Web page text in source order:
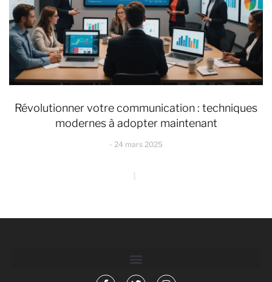
Révolutionner votre communication : techniques
modernes à adopter maintenant
24 mars 2025
1